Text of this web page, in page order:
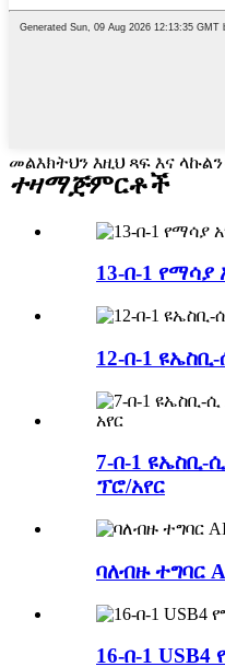
መልእክትህን እዚህ ጻፍ እና
ተዛማጅምርቶች
13-በ-1
12-በ-1
7-በ-1
ፕሮ/አየር
ባለብዙ ተግባር
16-በ-1